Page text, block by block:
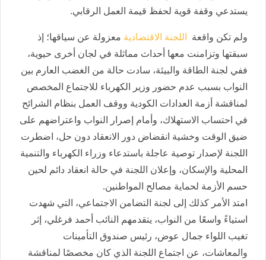
يستدعي وقفة قوية لحفظ قيمة العمل الرقابي.
ولم تكن واقعة اللجنة الاقتصادية معزولة عن سياقها؛ إذ
سبقتها وتزامنت معها أحداث مماثلة في لجان أخرى حيوية،
ففي لجنة الطاقة والبيئة، سادت حالة من الغضب العارم بين
النواب بسبب عدم حضور وزير الكهرباء للاجتماع المخصص
لمناقشة أزمة العدادات الكودية ووقف العمل بنظام الشرائح
في احتساب الاستهلاك، وأمام إصرار النواب واعتراضهم على
ضيق الوقت وخشية انقضاض دور الانعقاد دون حل، اضطرت
اللجنة لإصدار توصية عاجلة باستدعاء وزراء الكهرباء والتنمية
المحلية والإسكان، وإعلان اللجنة في حالة انعقاد دائم لحين
حسم الأزمة لحماية مصالح المواطنين.
امتد الأمر كذلك إلى لجنة التضامن الاجتماعي، التي شهدت
استياءً واسعًا من النواب، يتقدمهم النائب أحمد فرغلي، إثر
تغيب اللواء جمال عوض، رئيس صندوق التأمينات
والمعاشات، عن اجتماع اللجنة الذي كان مخصصًا لمناقشة